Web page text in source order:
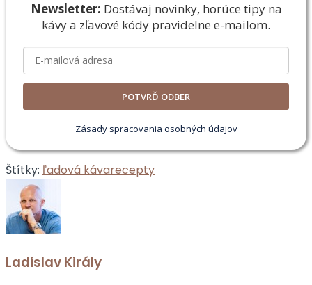
Newsletter: Dostávaj novinky, horúce tipy na
kávy a zľavové kódy pravidelne e-mailom.
POTVRĎ ODBER
Zásady spracovania osobných údajov
Štítky: ľadová kávarecepty
Ladislav Király